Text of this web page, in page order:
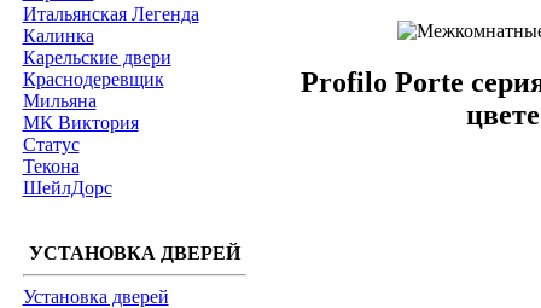
Итальянская Легенда
Калинка
Карельские двери
Краснодеревщик
Мильяна
МК Виктория
Статус
Текона
ШейлДорс
УСТАНОВКА ДВЕРЕЙ
Установка дверей
Profilo Porte